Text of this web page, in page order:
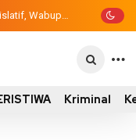
Wabup
Kriminal